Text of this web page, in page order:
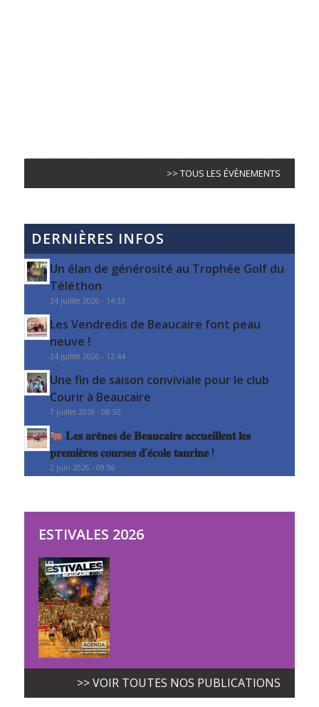
>> TOUS LES ÉVÈNEMENTS
DERNIÈRES INFOS
Un élan de générosité au Trophée Golf du
Téléthon
24 juillet 2026 - 14:33
Les Vendredis de Beaucaire font peau
neuve !
24 juillet 2026 - 12:44
Une fin de saison conviviale pour le club
Courir à Beaucaire
7 juillet 2026 - 08:50
𝐋𝐞𝐬 𝐚𝐫𝐞̀𝐧𝐞𝐬 𝐝𝐞 𝐁𝐞𝐚𝐮𝐜𝐚𝐢𝐫𝐞 𝐚𝐜𝐜𝐮𝐞𝐢𝐥𝐥𝐞𝐧𝐭 𝐥𝐞𝐬
𝐩𝐫𝐞𝐦𝐢𝐞̀𝐫𝐞𝐬 𝐜𝐨𝐮𝐫𝐬𝐞𝐬 𝐝’𝐞́𝐜𝐨𝐥𝐞 𝐭𝐚𝐮𝐫𝐢𝐧𝐞 !
2 juin 2026 - 09:56
ESTIVALES 2026
>> VOIR TOUTES NOS PUBLICATIONS